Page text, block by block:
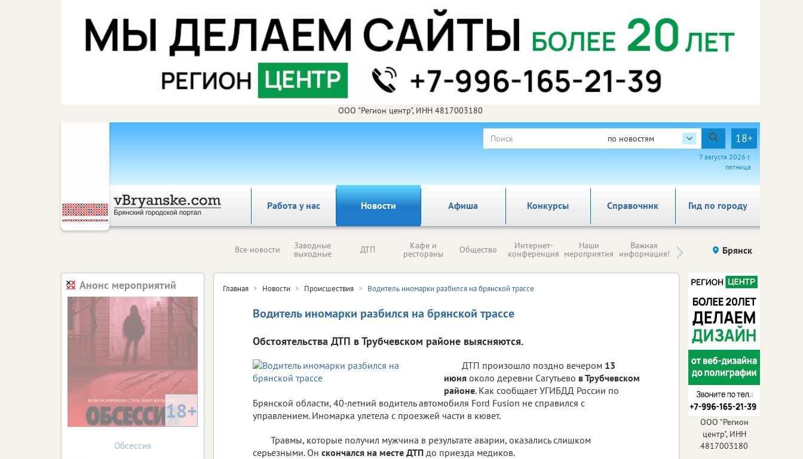
ООО "Регион центр", ИНН 4817003180
по новостям 18+
7 августа 2026 г.
пятница
Работа у нас Новости Афиша Справочник Гид по городу
Конкурсы
Все новости Заводные
выходные ДТП Кафе и
рестораны Общество Интернет-
конференция
Наши
мероприятия
Важная
информация! Происшествия Здоровье
Брянск
Главная Новости Происшествия Водитель иномарки разбился на брянской трассе
Водитель иномарки разбился на брянской трассе
Обстоятельства ДТП в Трубчевском районе выясняются.
ДТП произошло поздно вечером 13
июня около деревни Сагутьево в Трубчевском
районе. Как сообщает УГИБДД России по
Брянской области, 40-летний водитель автомобиля Ford Fusion не справился с
управлением. Иномарка улетела с проезжей части в кювет.
Травмы, которые получил мужчина в результате аварии, оказались слишком
серьезными. Он скончался на месте ДТП до приезда медиков.
Анонс мероприятий
18+
Обсессия
ООО "Регион
центр", ИНН
4817003180